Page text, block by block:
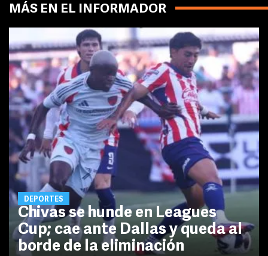
MÁS EN EL INFORMADOR
DEPORTES
Chivas se hunde en Leagues
Cup; cae ante Dallas y queda al
borde de la eliminación